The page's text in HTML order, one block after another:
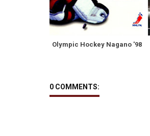
Olympic Hockey Nagano '98
0 COMMENTS: